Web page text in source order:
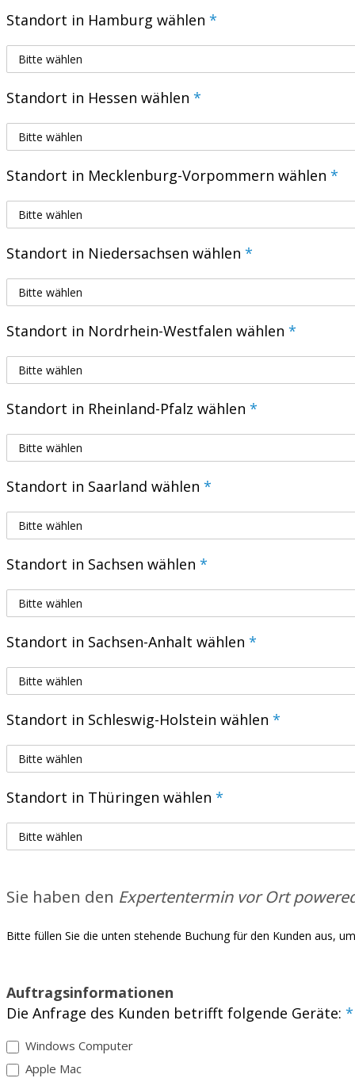
Standort in Hamburg wählen *
Standort in Hessen wählen *
Standort in Mecklenburg-Vorpommern wählen *
Standort in Niedersachsen wählen *
Standort in Nordrhein-Westfalen wählen *
Standort in Rheinland-Pfalz wählen *
Standort in Saarland wählen *
Standort in Sachsen wählen *
Standort in Sachsen-Anhalt wählen *
Standort in Schleswig-Holstein wählen *
Standort in Thüringen wählen *
Sie haben den Expertentermin vor Ort powered
Bitte füllen Sie die unten stehende Buchung für den Kunden aus,
Auftragsinformationen
Die Anfrage des Kunden betrifft folgende Geräte: *
Windows Computer
Apple Mac